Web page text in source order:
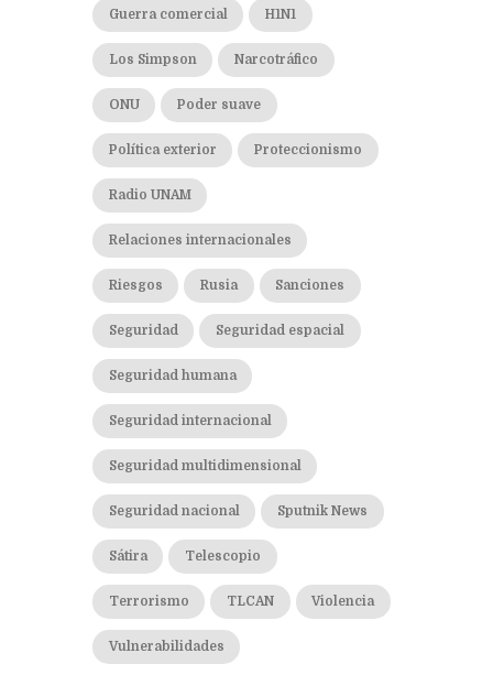
Guerra comercial H1N1
Los Simpson Narcotráfico
ONU Poder suave
Política exterior Proteccionismo
Radio UNAM
Relaciones internacionales
Riesgos Rusia Sanciones
Seguridad Seguridad espacial
Seguridad humana
Seguridad internacional
Seguridad multidimensional
Seguridad nacional Sputnik News
Sátira Telescopio
Terrorismo TLCAN Violencia
Vulnerabilidades